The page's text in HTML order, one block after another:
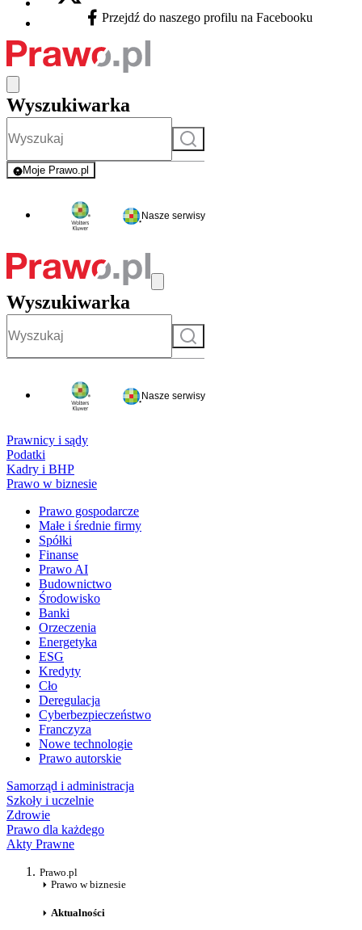
Facebook - otwiera się w nowej karcie
Przejdź do naszego profilu na Facebooku
Wyszukiwarka
Szukaj
Moje Prawo.pl
- rejestracja i logowanie do serwisu
Nasze serwisy
Wyszukiwarka
Szukaj
Nasze serwisy
Prawnicy i sądy
Podatki
Kadry i BHP
Prawo w biznesie
Prawo gospodarcze
Małe i średnie firmy
Spółki
Finanse
Prawo AI
Budownictwo
Środowisko
Banki
Orzeczenia
Energetyka
ESG
Kredyty
Cło
Deregulacja
Cyberbezpieczeństwo
Franczyza
Nowe technologie
Prawo autorskie
Samorząd i administracja
Szkoły i uczelnie
Zdrowie
Prawo dla każdego
Akty Prawne
Prawo.pl
Prawo w biznesie
Aktualności